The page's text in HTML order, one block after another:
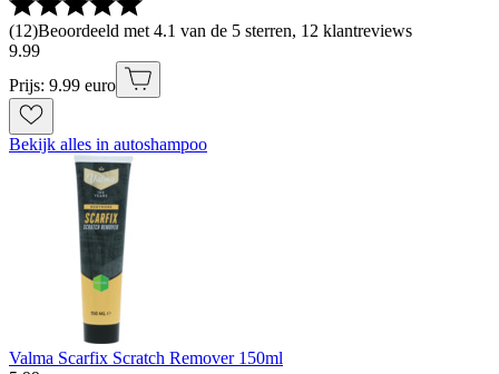
(12)Beoordeeld met 4.1 van de 5 sterren, 12 klantreviews
9.99
Prijs: 9.99 euro
Bekijk alles in autoshampoo
Valma Scarfix Scratch Remover 150ml